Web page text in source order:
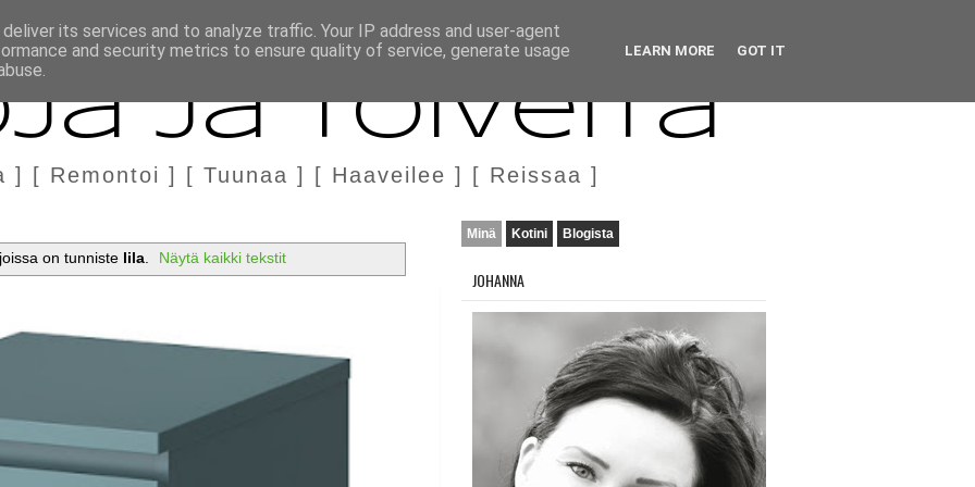
MARKKINOINTI & YHTEISTYÖ
ja Toiveita
] [ Remontoi ] [ Tuunaa ] [ Haaveilee ] [ Reissaa ]
on tunniste lila. Näytä kaikki tekstit
Minä Kotini Blogista
JOHANNA
its services and to analyze traffic. Your IP address and user-agent
and security metrics to ensure quality of service, generate usage
LEARN MORE GOT IT